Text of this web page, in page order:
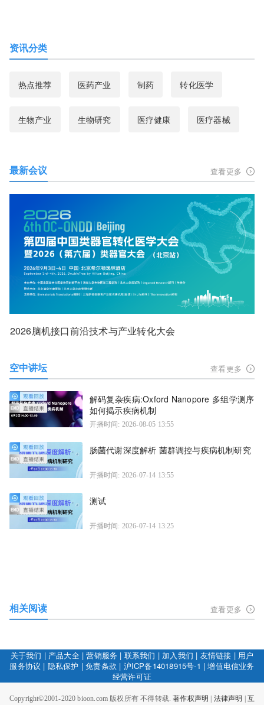
资讯分类
热点推荐 医药产业 制药 转化医学
生物产业 生物研究 医疗健康 医疗器械
最新会议 查看更多
2026脑机接口前沿技术与产业转化大会
空中讲坛 查看更多
解码复杂疾病:Oxford Nanopore 多组学测序
如何揭示疾病机制
开播时间: 2026-08-05 13:55
肠菌代谢深度解析 菌群调控与疾病机制研究
开播时间: 2026-07-14 13:55
测试
开播时间: 2026-07-14 13:25
相关阅读 查看更多
关于我们 | 产品大全|营销服务 | 联系我们 | 加入我们 | 友情链接 | 用户
服务协议 | 隐私保护 |免责条款 | 沪ICP备14018915号-1 |增值电信业务
经营许可证
Copyright©2001-2020 bioon.com 版权所有 不得转载.著作权声明 法律声明 互